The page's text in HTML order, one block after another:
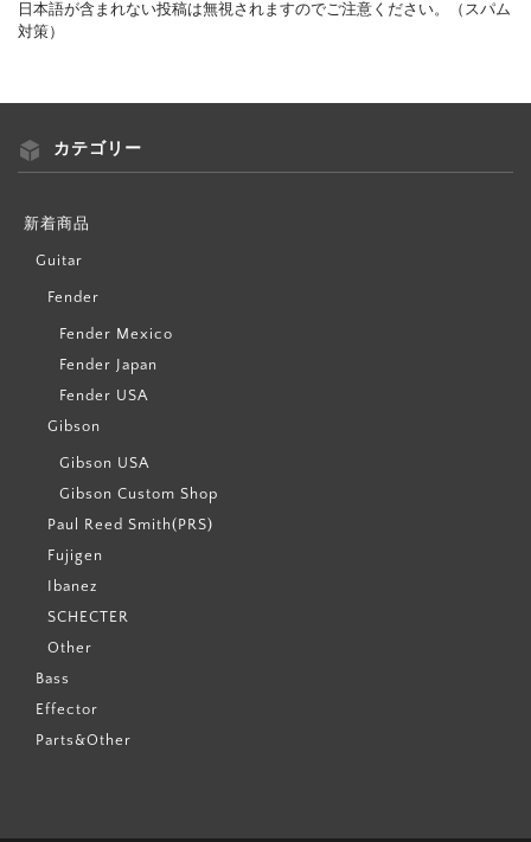
日本語が含まれない投稿は無視されますのでご注意ください。（スパム
対策）
カテゴリー
新着商品
Guitar
Fender
Fender Mexico
Fender Japan
Fender USA
Gibson
Gibson USA
Gibson Custom Shop
Paul Reed Smith(PRS)
Fujigen
Ibanez
SCHECTER
Other
Bass
Effector
Parts&Other